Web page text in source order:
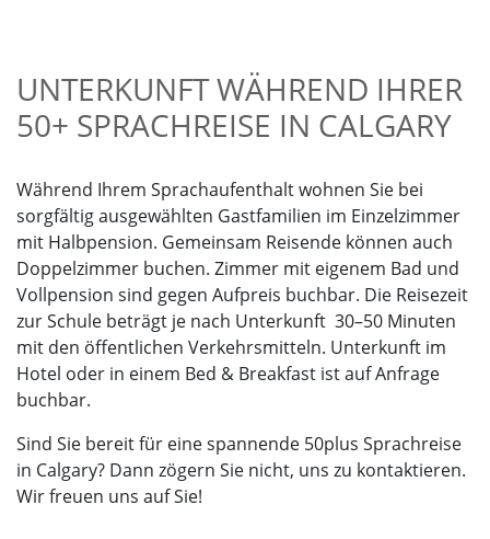
UNTERKUNFT WÄHREND IHRER
50+ SPRACHREISE IN CALGARY
Während Ihrem Sprachaufenthalt wohnen Sie bei
sorgfältig ausgewählten Gastfamilien im Einzelzimmer
mit Halbpension. Gemeinsam Reisende können auch
Doppelzimmer buchen. Zimmer mit eigenem Bad und
Vollpension sind gegen Aufpreis buchbar. Die Reisezeit
zur Schule beträgt je nach Unterkunft 30–50 Minuten
mit den öffentlichen Verkehrsmitteln. Unterkunft im
Hotel oder in einem Bed & Breakfast ist auf Anfrage
buchbar.
Sind Sie bereit für eine spannende 50plus Sprachreise
in Calgary? Dann zögern Sie nicht, uns zu kontaktieren.
Wir freuen uns auf Sie!